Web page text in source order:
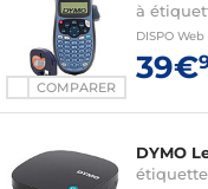
COMPARER
à
DISPO Web
39€
DYMO